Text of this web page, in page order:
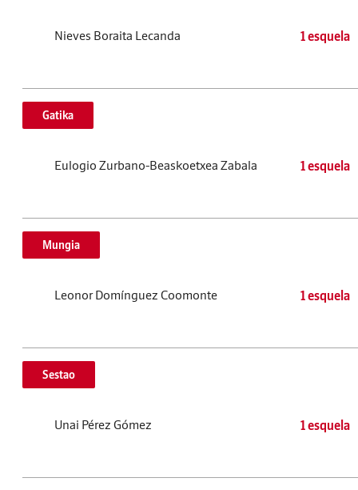
Nieves Boraita Lecanda 1 esquela
Gatika
Eulogio Zurbano-Beaskoetxea Zabala 1 esquela
Mungia
Leonor Domínguez Coomonte 1 esquela
Sestao
Unai Pérez Gómez 1 esquela